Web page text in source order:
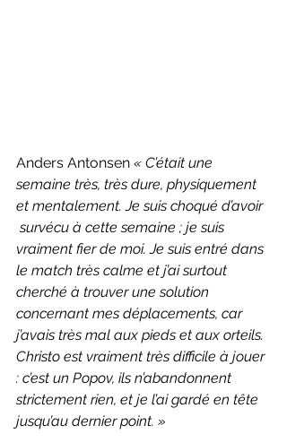
Anders Antonsen « C’était une
semaine très, très dure, physiquement
et mentalement. Je suis choqué d’avoir
vraiment fier de moi. Je suis entré dans
le match très calme et j’ai surtout
cherché à trouver une solution
concernant mes déplacements, car
j’avais très mal aux pieds et aux orteils.
Christo est vraiment très difficile à jouer
: c’est un Popov, ils n’abandonnent
strictement rien, et je l’ai gardé en tête
jusqu’au dernier point. »